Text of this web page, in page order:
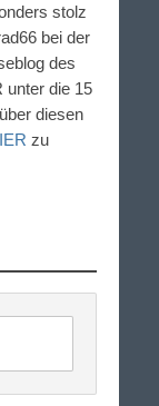
stolz
bei der
des
unter die 15
diesen
zu